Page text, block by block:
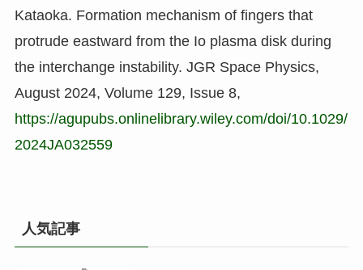
Kataoka. Formation mechanism of fingers that
protrude eastward from the Io plasma disk during
the interchange instability. JGR Space Physics,
August 2024, Volume 129, Issue 8,
https://agupubs.onlinelibrary.wiley.com/doi/10.1029/
2024JA032559
人気記事